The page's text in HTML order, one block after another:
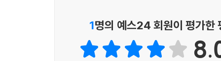
『출상평점충의수호전전出相評點忠義水滸全傳
(1641)에 김성탄의 『관화당제오재자서시내암
불려 들어간 이후의 내용을 잘라버리고 70회본
1명의 예스24 회원이 평가한